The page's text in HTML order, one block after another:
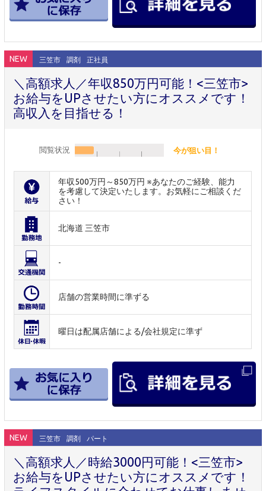
NEW 三笠市 調剤 正社員
＼高額求人／年収850万円可能！<三笠市>
お給与をUPさせたい方にオススメです！
高収入を目指せる！
閲覧状況 今が狙い目！
年収500万円～850万円 ※あなたのご経験、能力
を考慮して決定いたします。お気軽にご相談くだ
さい！
北海道 三笠市
-
店舗の営業時間に準ずる
曜日は配属店舗による/会社規定に準ず
NEW 三笠市 調剤 パート
＼高額求人／時給3000円可能！<三笠市>
お給与をUPさせたい方にオススメです！